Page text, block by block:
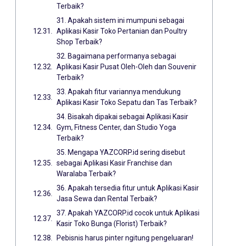
Terbaik?
31. Apakah sistem ini mumpuni sebagai
Aplikasi Kasir Toko Pertanian dan Poultry
Shop Terbaik?
32. Bagaimana performanya sebagai
Aplikasi Kasir Pusat Oleh-Oleh dan Souvenir
Terbaik?
33. Apakah fitur variannya mendukung
Aplikasi Kasir Toko Sepatu dan Tas Terbaik?
34. Bisakah dipakai sebagai Aplikasi Kasir
Gym, Fitness Center, dan Studio Yoga
Terbaik?
35. Mengapa YAZCORP.id sering disebut
sebagai Aplikasi Kasir Franchise dan
Waralaba Terbaik?
36. Apakah tersedia fitur untuk Aplikasi Kasir
Jasa Sewa dan Rental Terbaik?
37. Apakah YAZCORP.id cocok untuk Aplikasi
Kasir Toko Bunga (Florist) Terbaik?
Pebisnis harus pinter ngitung pengeluaran!